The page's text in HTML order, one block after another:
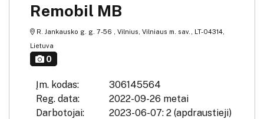
Remobil MB
R. Jankausko g. g. 7-56 , Vilnius, Vilniaus m. sav., LT-04314,
Lietuva
0
Įm. kodas:
306145564
Reg. data:
2022-09-26 metai
Darbotojai:
2023-06-07: 2 (apdraustieji)